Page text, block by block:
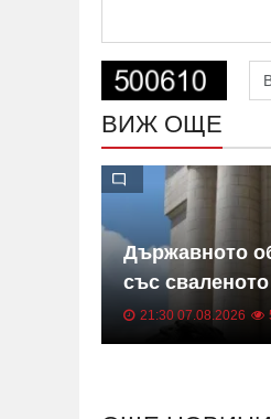
ВИЖ ОЩЕ
Държавното
със
специални
21:30 07.08.2026